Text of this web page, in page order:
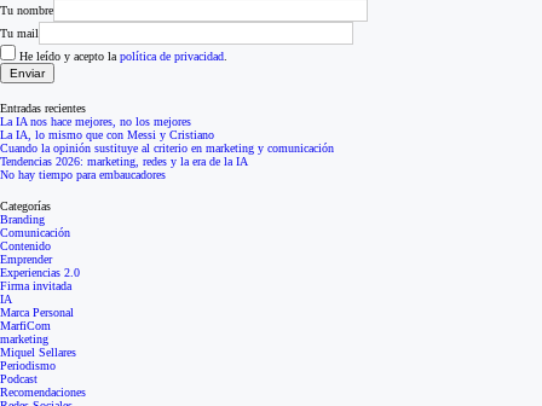
Tu nombre
Tu mail
He leído y acepto la política de privacidad
Entradas recientes
La IA nos hace mejores, no los mejores
La IA, lo mismo que con Messi y Cristiano
Cuando la opinión sustituye al criterio en marketing y comunicación
Tendencias 2026: marketing, redes y la era de la IA
No hay tiempo para embaucadores
Categorías
Branding
Comunicación
Contenido
Emprender
Experiencias 2.0
Firma invitada
IA
Marca Personal
MarfiCom
marketing
Miquel Sellares
Periodismo
Podcast
Recomendaciones